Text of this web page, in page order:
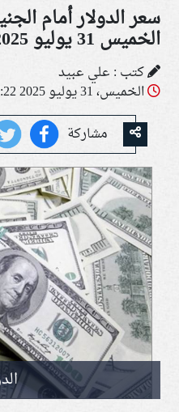
سعر الدولار أمام
الخميس 31 يوليو 2025
كتب : علي عبيد
الخميس، 31 يوليو 2025 09:22 ص
مشاركة